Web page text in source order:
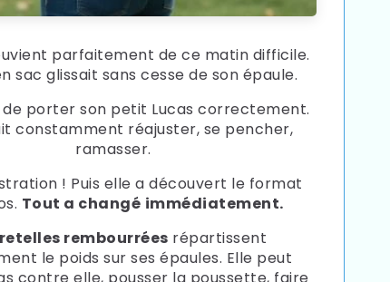
parfaitement de ce matin difficile.
sac glissait sans cesse de son épaule.
de porter son petit Lucas correctement.
constamment réajuster, se pencher,
ramasser.
! Puis elle a découvert le format
Tout a changé immédiatement.
rembourrées répartissent
le poids sur ses épaules. Elle peut
contre elle, pousser la poussette, faire